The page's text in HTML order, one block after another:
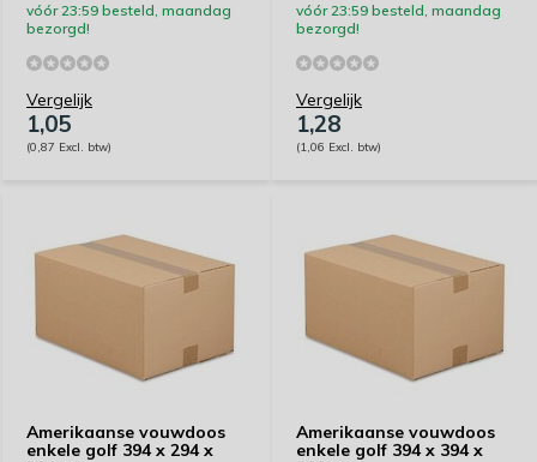
vóór 23:59 besteld, maandag
bezorgd!
Vergelijk
1,05
(0,87 Excl. btw)
vóór 23:59 besteld, maandag
bezorgd!
Vergelijk
1,28
(1,06 Excl. btw)
Amerikaanse vouwdoos
enkele golf 394 x 294 x
Amerikaanse vouwdoos
enkele golf 394 x 394 x